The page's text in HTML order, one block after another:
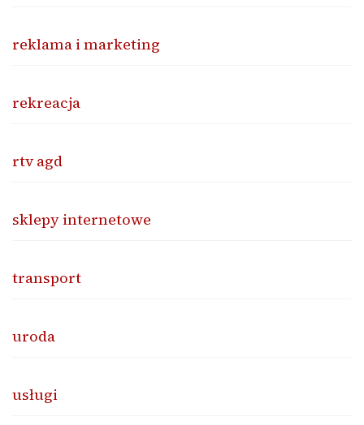
reklama i marketing
rekreacja
rtv agd
sklepy internetowe
transport
uroda
usługi